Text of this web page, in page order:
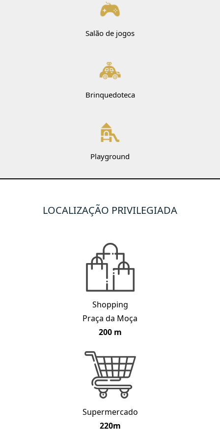
Salão de jogos
Brinquedoteca
Playground
LOCALIZAÇÃO PRIVILEGIADA
Shopping
Praça da Moça
200 m
Supermercado
220m